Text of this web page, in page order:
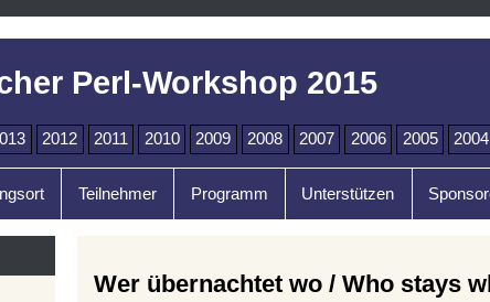
Perl-Workshop 2015
2012 2011 2010 2009 2008 2007 2006 2005 2004
Teilnehmer Programm Unterstützen
Wer übernachtet wo / Who stays